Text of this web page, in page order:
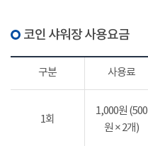
코인 샤워장 사용요금
구분 사용료
1회
1,000원 (500
원 × 2개)